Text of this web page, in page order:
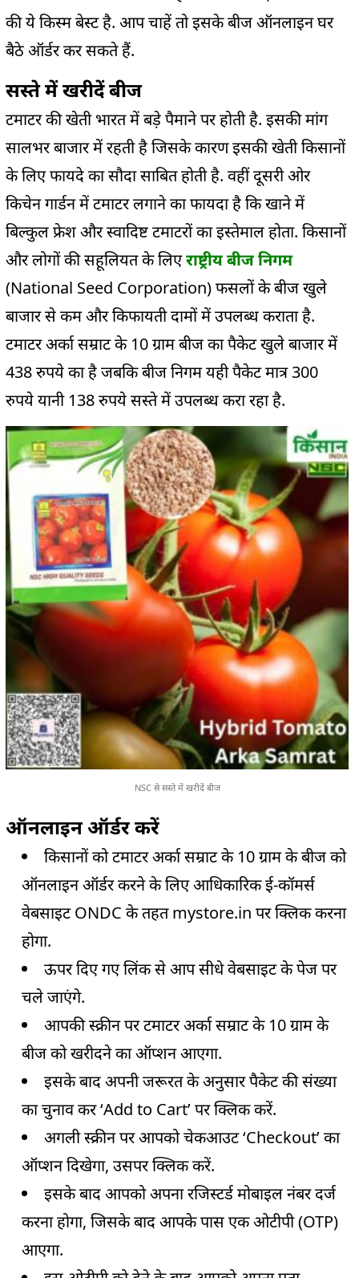
की ये किस्म बेस्ट है. आप चाहें तो इसके बीज ऑनलाइन घर
बैठे ऑर्डर कर सकते हैं.
सस्ते में खरीदें बीज
टमाटर की खेती भारत में बड़े पैमाने पर होती है. इसकी मांग
सालभर बाजार में रहती है जिसके कारण इसकी खेती किसानों
के लिए फायदे का सौदा साबित होती है. वहीं दूसरी ओर
किचेन गार्डन में टमाटर लगाने का फायदा है कि खाने में
बिल्कुल फ्रेश और स्वादिष्ट टमाटरों का इस्तेमाल होता. किसानों
और लोगों की सहूलियत के लिएराष्ट्रीय बीज निगम
(National Seed Corporation) फसलों के बीज खुले
बाजार से कम और किफायती दामों में उपलब्ध कराता है.
टमाटर अर्का सम्राट के 10 ग्राम बीज का पैकेट खुले बाजार में
438 रुपये का है जबकि बीज निगम यही पैकेट मात्र 300
रुपये यानी 138 रुपये सस्ते में उपलब्ध करा रहा है.
NSC से सस्ते में खरीदें बीज
ऑनलाइन ऑर्डर करें
किसानों को टमाटर अर्का सम्राट के 10 ग्राम के बीज को
ऑनलाइन ऑर्डर करने के लिए आधिकारिक ई-कॉमर्स
वेबसाइट ONDC के तहतmystore.in पर क्लिक करना
होगा.
ऊपर दिए गए लिंक से आप सीधे वेबसाइट के पेज पर
चले जाएंगे.
आपकी स्क्रीन पर टमाटर अर्का सम्राट के 10 ग्राम के
बीज को खरीदने का ऑप्शन आएगा.
इसके बाद अपनी जरूरत के अनुसार पैकेट की संख्या
का चुनाव कर ‘Add to Cart’ पर क्लिक करें.
अगली स्क्रीन पर आपको चेकआउट ‘Checkout’ का
ऑप्शन दिखेगा, उसपर क्लिक करें.
इसके बाद आपको अपना रजिस्टर्ड मोबाइल नंबर दर्ज
करना होगा, जिसके बाद आपके पास एक ओटीपी (OTP)
आएगा.